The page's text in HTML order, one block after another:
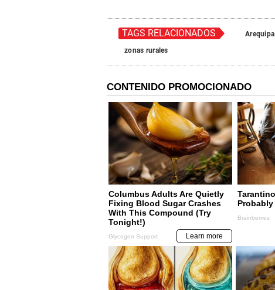
TAGS RELACIONADOS Arequipa
zonas rurales